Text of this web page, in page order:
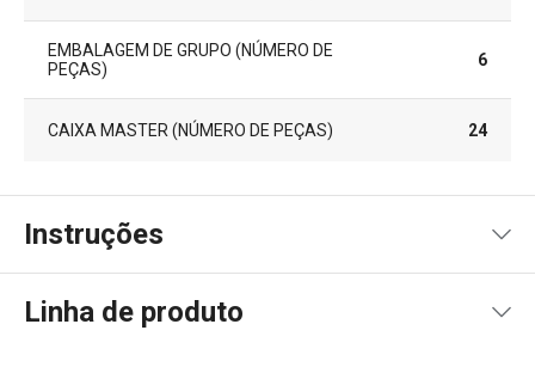
EMBALAGEM DE GRUPO (NÚMERO DE
PEÇAS)
6
CAIXA MASTER (NÚMERO DE PEÇAS) 24
Instruções
Instruções de utilização
Linha de produto